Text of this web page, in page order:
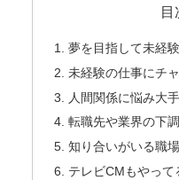
目
夢を目指して未経
未経験の仕事にチ
人間関係に悩み大
転職先や業界の下
知り合いがいる職
テレビCMもやっ